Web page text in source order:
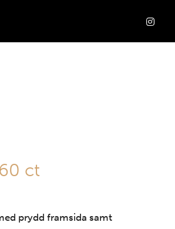
ct
prydd framsida samt